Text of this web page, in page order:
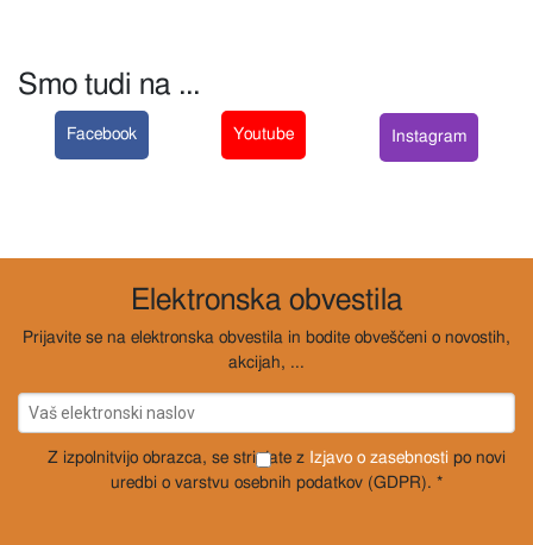
Smo tudi na ...
Facebook Youtube Instagram
Elektronska obvestila
Prijavite se na elektronska obvestila in bodite obveščeni o novostih,
akcijah, ...
Z izpolnitvijo obrazca, se strinjate z Izjavo o zasebnosti po novi
uredbi o varstvu osebnih podatkov (GDPR). *